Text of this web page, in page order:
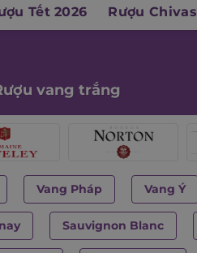
Tết 2026 Rượu Chivas
vang trắng
Vang Pháp Vang Ý
Sauvignon Blanc